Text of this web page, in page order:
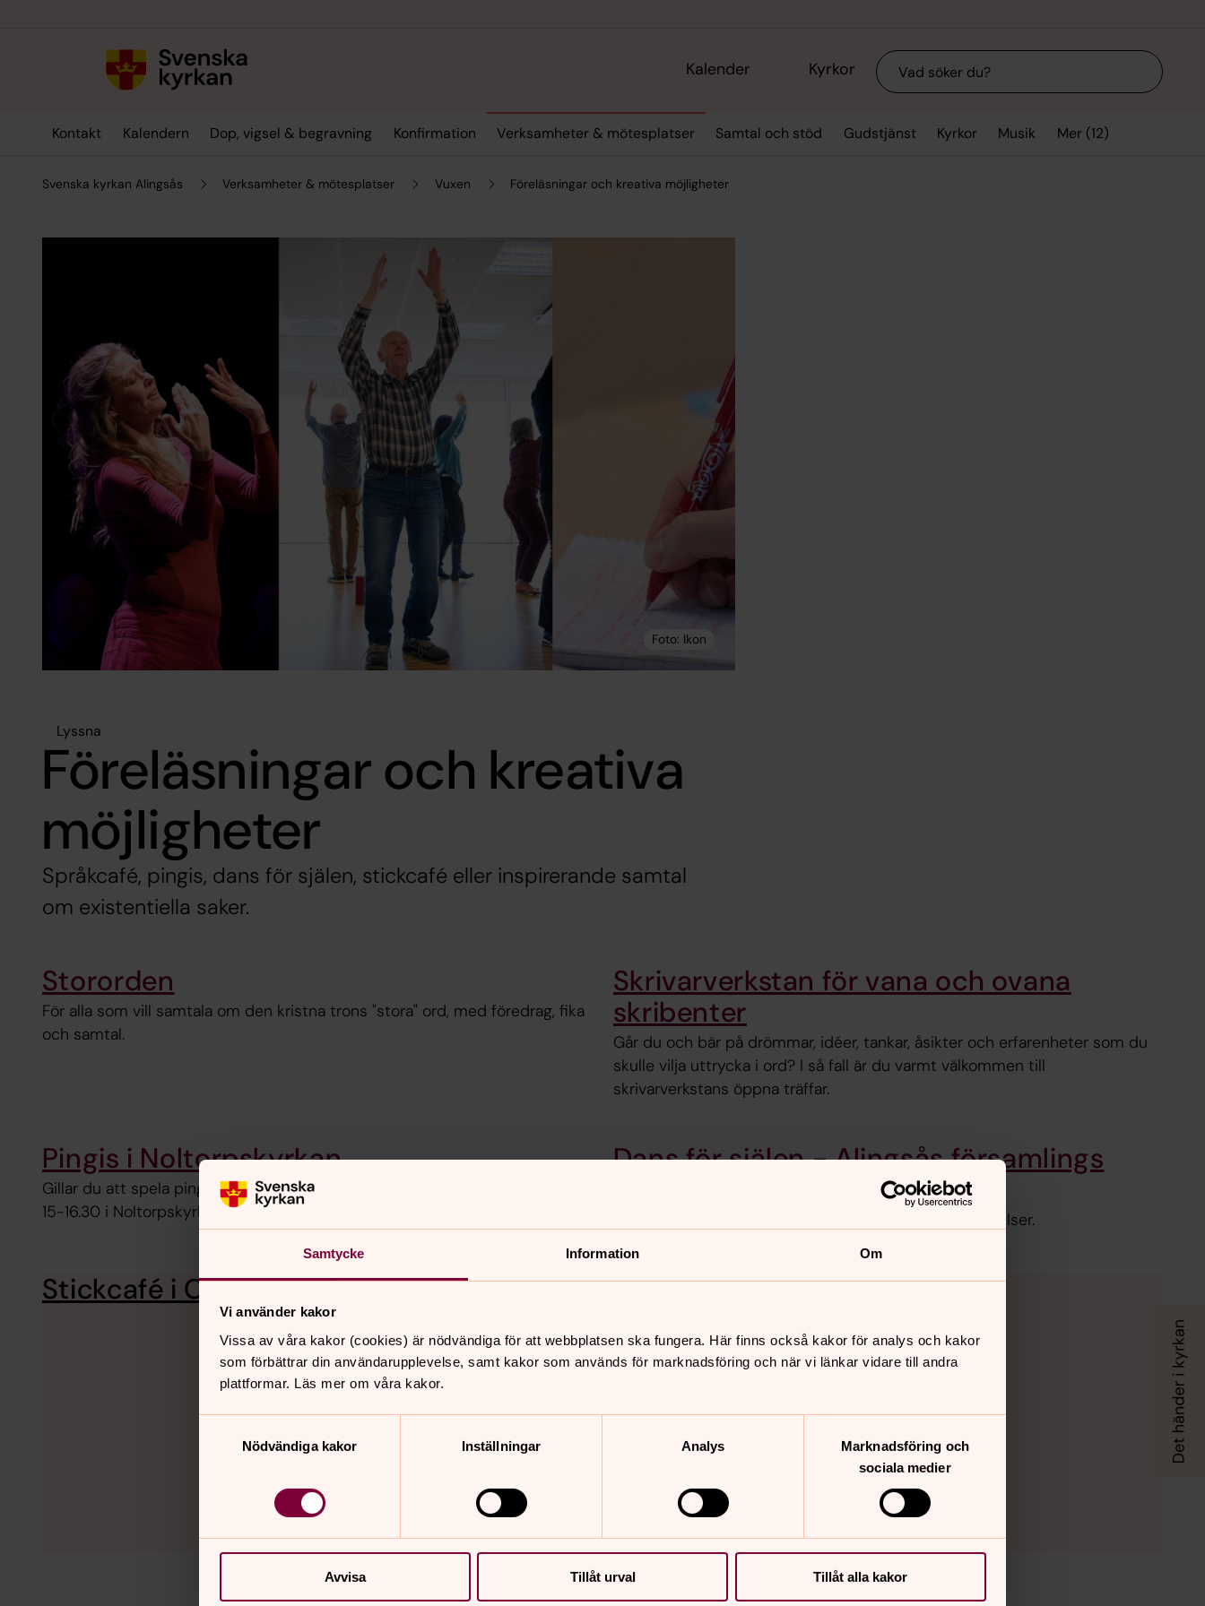
Samtycke Information Om
Vi använder kakor
Vissa av våra kakor (cookies) är nödvändiga för att webbplatsen ska fungera. Här finns också kakor för analys och kakor
som förbättrar din användarupplevelse, samt kakor som används för marknadsföring och när vi länkar vidare till andra
plattformar. Läs mer om våra kakor.
Nödvändiga kakor
Inställningar Analys
Marknadsföring och
sociala medier
Avvisa Tillåt urval Tillåt alla kakor
Kalender Kyrkor Sök
Kontakt Kalendern Dop, vigsel & begravning Konfirmation Verksamheter & mötesplatser Samtal och stöd Gudstjänst Kyrkor Musik Mer (12)
Svenska kyrkan Alingsås Verksamheter & mötesplatser Vuxen Föreläsningar och kreativa möjligheter
Lyssna
Föreläsningar och kreativa
möjligheter
Språkcafé, pingis, dans för själen, stickcafé eller inspirerande samtal
om existentiella saker.
Stororden
För alla som vill samtala om den kristna trons "stora" ord, med föredrag, fika
och samtal.
Skrivarverkstan för vana och ovana
skribenter
Går du och bär på drömmar, idéer, tankar, åsikter och erfarenheter som du
skulle vilja uttrycka i ord? I så fall är du varmt välkommen till
skrivarverkstans öppna träffar.
Pingis i Noltorpskyrkan
Gillar du att spela pingis och umgås är detta platsen för dig! Måndagar kl
15-16.30 i Noltorpskyrkan.
Dans för själen - Alingsås församlings
En grupp för dig som uppskattar att uttrycka dig i rörelser.
Stickcafé i ChristinaeStart 22/9, sedan varannan tisdag kl 17-19 (ojämna veckor).